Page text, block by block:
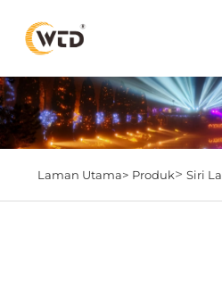
Laman Utama> Produk> Siri